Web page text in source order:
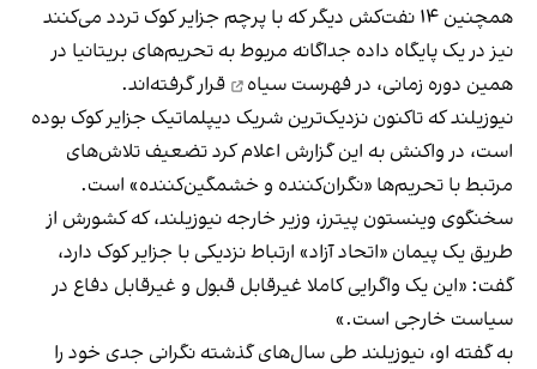
همچنین ۱۴ نفت‌کش دیگر که با پرچم جزایر کوک تردد می‌کنند
نیز در یک پایگاه داده جداگانه مربوط به تحریم‌های بریتانیا در
همین دوره زمانی، در فهرست سیاه
قرار گرفته‌اند.
نیوزیلند که تاکنون نزدیک‌ترین شریک دیپلماتیک جزایر کوک بوده
است، در واکنش به این گزارش اعلام کرد تضعیف تلاش‌های
مرتبط با تحریم‌ها «نگران‌کننده و خشمگین‌کننده» است.
سخنگوی وینستون پیترز، وزیر خارجه نیوزیلند، که کشورش از
طریق یک پیمان «اتحاد آزاد» ارتباط نزدیکی با جزایر کوک دارد،
گفت: «این یک واگرایی کاملا غیرقابل‌ قبول و غیرقابل‌ دفاع در
سیاست خارجی است.»
به گفته او، نیوزیلند طی سال‌های گذشته نگرانی جدی خود را